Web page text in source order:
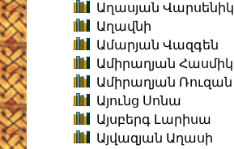
Աղասյան Վարսենիկ
Աղավնի
Ամարյան Վազգեն
Ամիրաղյան Հասմիկ
Ամիրաղյան Ռուզան
Այունց Սոնա
Այսբերգ Լարիսա
Այվազյան Աղասի